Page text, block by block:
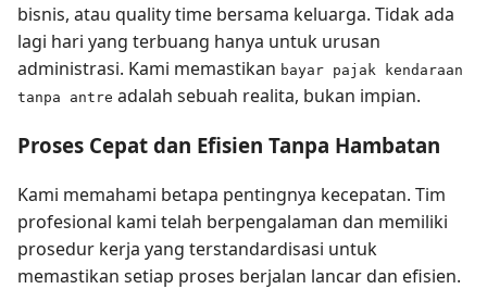
bisnis, atau quality time bersama keluarga. Tidak ada
lagi hari yang terbuang hanya untuk urusan
administrasi. Kami memastikan bayar pajak kendaraan
tanpa antre adalah sebuah realita, bukan impian.
Proses Cepat dan Efisien Tanpa Hambatan
Kami memahami betapa pentingnya kecepatan. Tim
profesional kami telah berpengalaman dan memiliki
prosedur kerja yang terstandardisasi untuk
memastikan setiap proses berjalan lancar dan efisien.